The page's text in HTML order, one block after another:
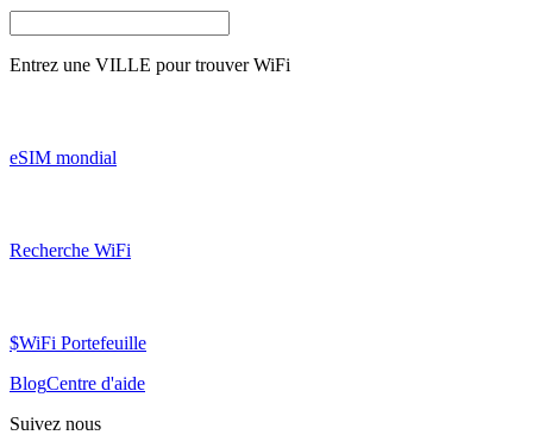
Entrez une VILLE pour trouver WiFi
eSIM mondial
Recherche WiFi
$WiFi Portefeuille
BlogCentre d'aide
Suivez nous